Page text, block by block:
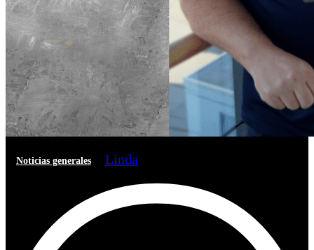
Noticias generales Linda